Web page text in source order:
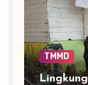
TMMD